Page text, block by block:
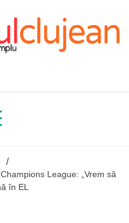
League: „Vrem să
în EL